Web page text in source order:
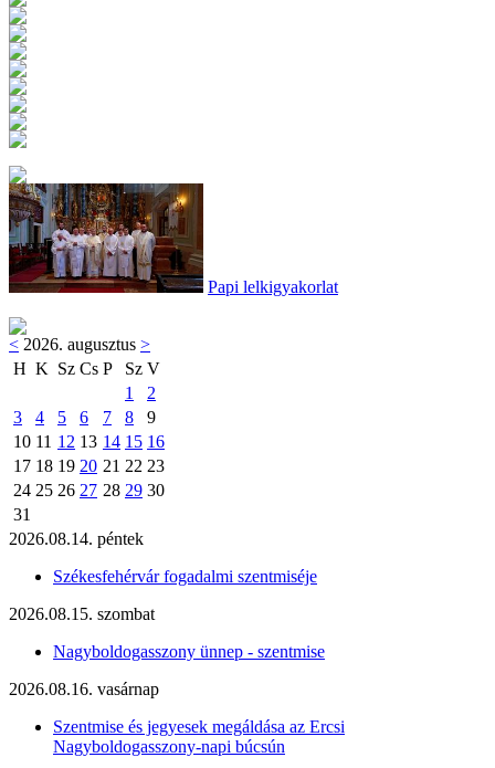
Papi lelkigyakorlat
< 2026. augusztus >
H K Sz Cs P Sz V
1
2
3
4 5 6 7 8
9
10 11 12 13 14 15 16
17 18 19 20 21 22 23
24 25 26 27 28 29 30
31
2026.08.14. péntek
Székesfehérvár fogadalmi szentmiséje
2026.08.15. szombat
Nagyboldogasszony ünnep - szentmise
2026.08.16. vasárnap
Szentmise és jegyesek megáldása az Ercsi
Nagyboldogasszony-napi búcsún